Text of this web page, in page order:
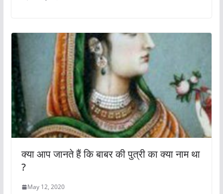
क्या आप जानते हैं कि बाबर की पुत्री का क्या नाम था
?
May 12, 2020